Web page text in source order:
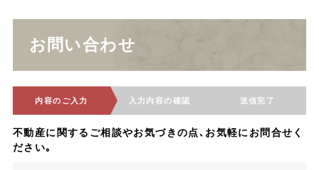
お問い合わせ
内容のご入力 入力内容の確認 送信完了
不動産に関するご相談やお気づきの点､お気軽にお問合せく
ださい｡